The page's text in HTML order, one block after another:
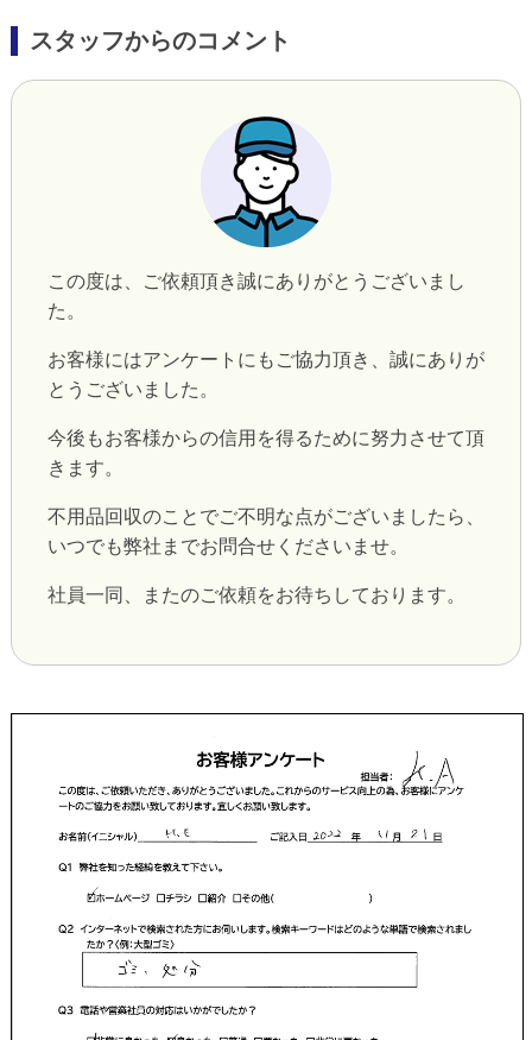
スタッフからのコメント
この度は、ご依頼頂き誠にありがとうございまし
た。
お客様にはアンケートにもご協力頂き、誠にありが
とうございました。
今後もお客様からの信用を得るために努力させて頂
きます。
不用品回収のことでご不明な点がございましたら、
いつでも弊社までお問合せくださいませ。
社員一同、またのご依頼をお待ちしております。